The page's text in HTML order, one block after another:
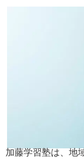
加藤学習塾は、地